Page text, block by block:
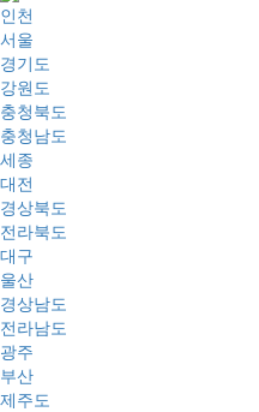
인천
서울
경기도
강원도
충청북도
충청남도
세종
대전
경상북도
전라북도
대구
울산
경상남도
전라남도
광주
부산
제주도